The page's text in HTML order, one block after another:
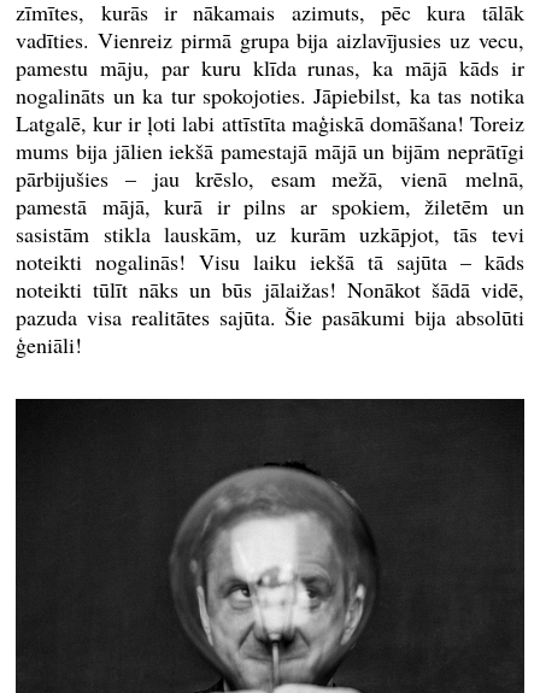
zīmītes, kurās ir nākamais azimuts, pēc kura tālāk
vadīties. Vienreiz pirmā grupa bija aizlavījusies uz vecu,
pamestu māju, par kuru klīda runas, ka mājā kāds ir
nogalināts un ka tur spokojoties. Jāpiebilst, ka tas notika
Latgalē, kur ir ļoti labi attīstīta maģiskā domāšana! Toreiz
mums bija jālien iekšā pamestajā mājā un bijām neprātīgi
pārbijušies – jau krēslo, esam mežā, vienā melnā,
pamestā mājā, kurā ir pilns ar spokiem, žiletēm un
sasistām stikla lauskām, uz kurām uzkāpjot, tās tevi
noteikti nogalinās! Visu laiku iekšā tā sajūta – kāds
noteikti tūlīt nāks un būs jālaižas! Nonākot šādā vidē,
pazuda visa realitātes sajūta. Šie pasākumi bija absolūti
ģeniāli!